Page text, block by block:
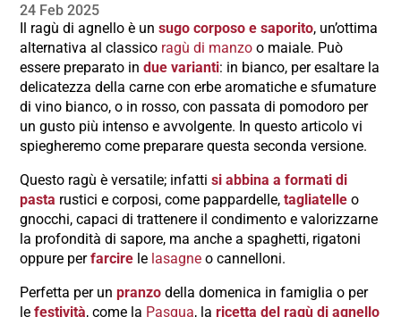
24 Feb 2025
Il ragù di agnello è unsugo corposo e saporito, un’ottima
alternativa al classico ragù di manzo o maiale. Può
essere preparato indue varianti: in bianco, per esaltare la
delicatezza della carne con erbe aromatiche e sfumature
di vino bianco, o in rosso, con passata di pomodoro per
un gusto più intenso e avvolgente. In questo articolo vi
spiegheremo come preparare questa seconda versione.
Questo ragù è versatile; infattisi abbina a formati di
pasta rustici e corposi, come pappardelle,tagliatelle o
gnocchi, capaci di trattenere il condimento e valorizzarne
la profondità di sapore, ma anche a spaghetti, rigatoni
oppure perfarcire le lasagne o cannelloni.
Perfetta per unpranzo della domenica in famiglia o per
lefestività, come la Pasqua, laricetta del ragù di agnello